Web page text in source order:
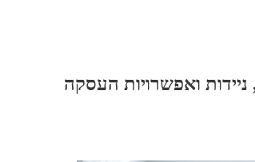
ניידות ואפשרויות העסקה